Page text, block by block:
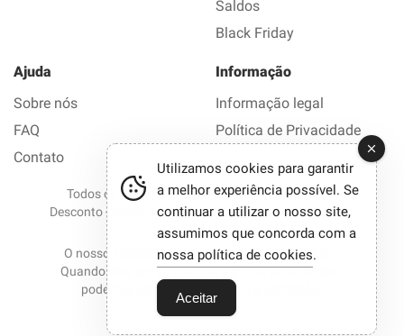
Saldos
Black Friday
Ajuda
Sobre nós
FAQ
Contato
Informação
Informação legal
Política de Privacidade
Todos os direitos reservados © 2012-2026 Bom
Desconto - todos os códigos de desconto e promoções
em 1 clique.
O nosso site participa em programas de afiliação.
Quando clica em certos links e efetua uma compra,
podemos por vezes receber uma comissão.
Utilizamos cookies para garantir
a melhor experiência possível. Se
continuar a utilizar o nosso site,
assumimos que concorda com a
nossa política de cookies.
Aceitar